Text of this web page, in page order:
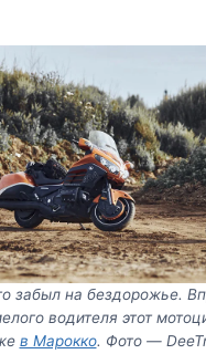
забыл на бездорожье.
водителя этот
в Марокко. Фото —